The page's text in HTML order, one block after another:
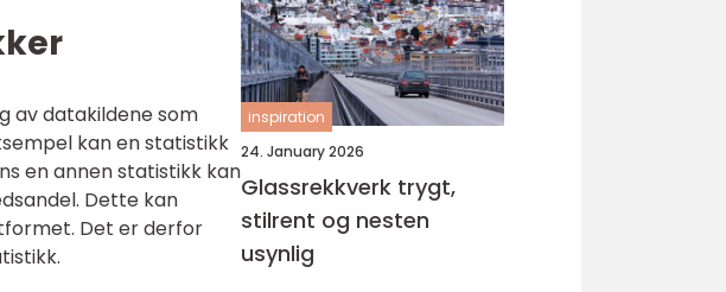
av datakildene som
kan en statistikk
en annen statistikk kan
Dette kan
Det er derfor
inspiration
24. January 2026
Glassrekkverk trygt,
stilrent og nesten
usynlig